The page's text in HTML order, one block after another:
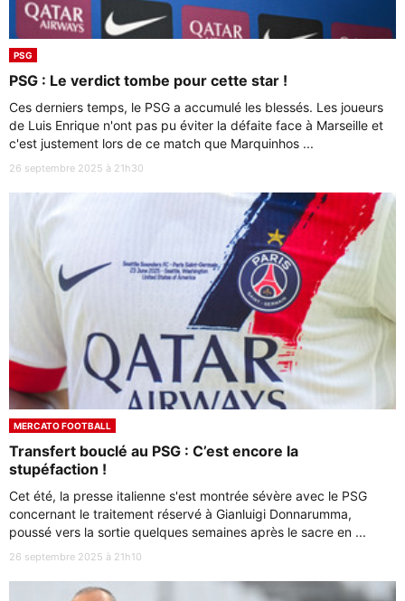
PSG
PSG : Le verdict tombe pour cette star !
Ces derniers temps, le PSG a accumulé les blessés. Les joueurs
de Luis Enrique n'ont pas pu éviter la défaite face à Marseille et
c'est justement lors de ce match que Marquinhos ...
26 septembre 2025 à 21h30
MERCATO FOOTBALL
Transfert bouclé au PSG : C’est encore la
stupéfaction !
Cet été, la presse italienne s'est montrée sévère avec le PSG
concernant le traitement réservé à Gianluigi Donnarumma,
poussé vers la sortie quelques semaines après le sacre en ...
26 septembre 2025 à 21h10